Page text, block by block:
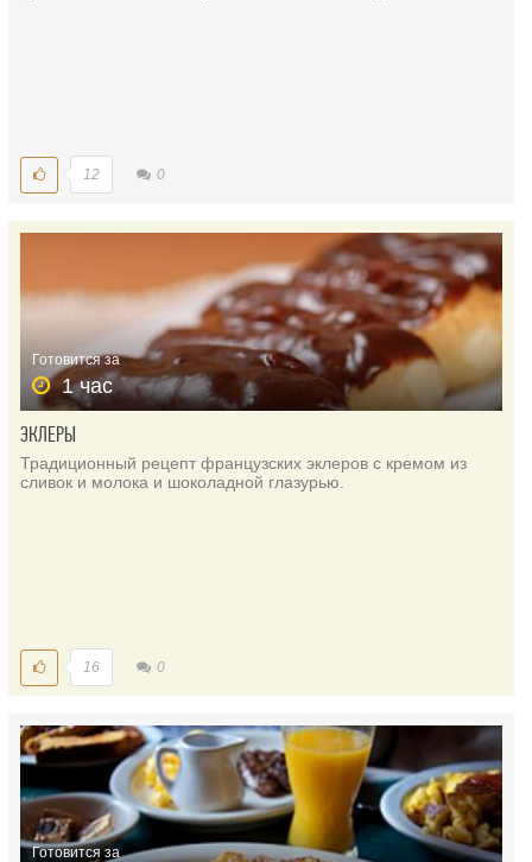
12 0
Готовится за
1 час
ЭКЛЕРЫ
Традиционный рецепт французских эклеров с кремом из
сливок и молока и шоколадной глазурью.
16 0
Готовится за